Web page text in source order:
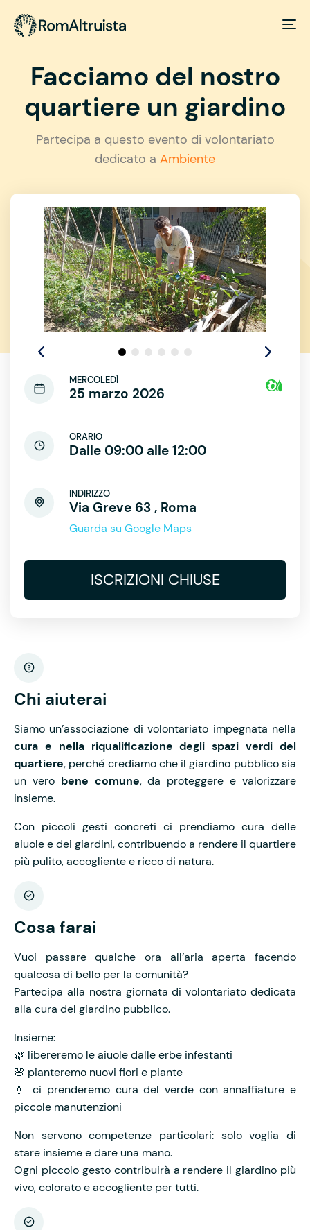
Facciamo del nostro
quartiere un giardino
Partecipa a questo evento di volontariato
dedicato a Ambiente
MERCOLEDÌ
25 marzo 2026
ORARIO
Dalle 09:00 alle 12:00
INDIRIZZO
Via Greve 63 , Roma
Guarda su Google Maps
ISCRIZIONI CHIUSE
Chi aiuterai
Siamo un’associazione di volontariato impegnata nella
cura e nella riqualificazione degli spazi verdi del
quartiere, perché crediamo che il giardino pubblico sia
un vero bene comune, da proteggere e valorizzare
insieme.
Con piccoli gesti concreti ci prendiamo cura delle
aiuole e dei giardini, contribuendo a rendere il quartiere
più pulito, accogliente e ricco di natura.
Cosa farai
Vuoi passare qualche ora all’aria aperta facendo
qualcosa di bello per la comunità?
Partecipa alla nostra giornata di volontariato dedicata
alla cura del giardino pubblico.
Insieme:
🌿 libereremo le aiuole dalle erbe infestanti
🌸 pianteremo nuovi fiori e piante
💧 ci prenderemo cura del verde con annaffiature e
piccole manutenzioni
Non servono competenze particolari: solo voglia di
stare insieme e dare una mano.
Ogni piccolo gesto contribuirà a rendere il giardino più
vivo, colorato e accogliente per tutti.